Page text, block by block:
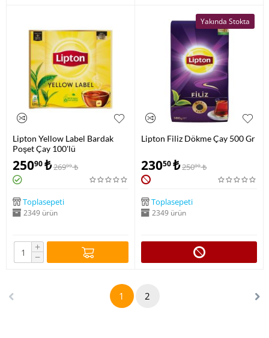
Lipton Yellow Label Bardak
Poşet Çay 100'lü
25090₺26999 ₺
Toplasepeti
2349 ürün
+
−
Yakında Stokta
Lipton Filiz Dökme Çay 500 Gr
23050₺25000 ₺
Toplasepeti
2349 ürün
1 2